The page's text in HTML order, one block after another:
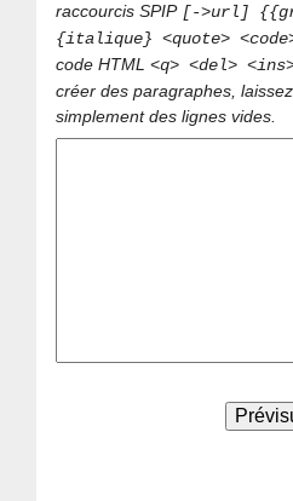
raccourcis SPIP [->url]
{italique} <quote>
code HTML<q> <del>
créer des paragraphes, laissez
simplement des lignes vides.